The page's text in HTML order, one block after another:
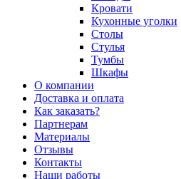
Кровати
Кухонные уголки
Столы
Стулья
Тумбы
Шкафы
О компании
Доставка и оплата
Как заказать?
Партнерам
Материалы
Отзывы
Контакты
Наши работы